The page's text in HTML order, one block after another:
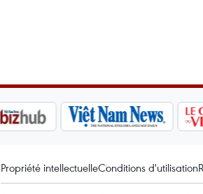
Propriété intellectuelleConditions d'utilisation